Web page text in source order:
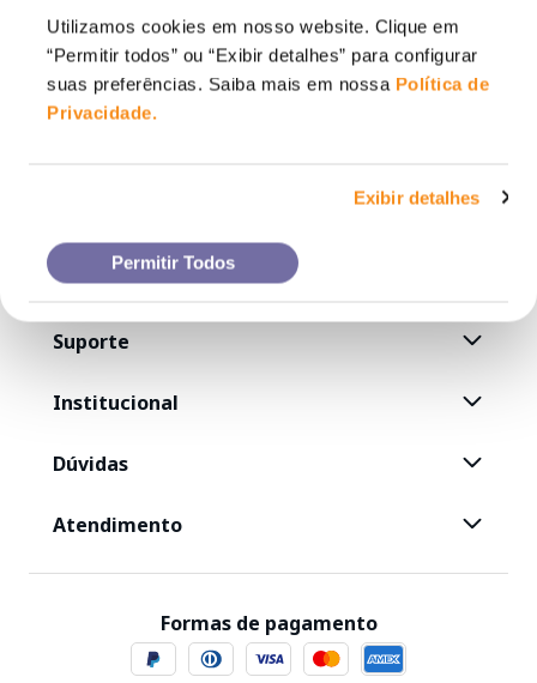
Utilizamos cookies em nosso website. Clique em
“Permitir todos” ou “Exibir detalhes” para configurar
suas preferências. Saiba mais em nossa Política de
Privacidade.
Exibir detalhes
Permitir Todos
Suporte
Institucional
Dúvidas
Atendimento
Formas de pagamento